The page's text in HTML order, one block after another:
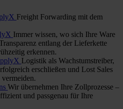
Freight Forwarding mit dem
Immer wissen, wo sich Ihre Ware
entlang der Lieferkette
erkennen.
Logistik als Wachstumstreiber,
erschließen und Lost Sales
Wir übernehmen Ihre Zollprozesse –
und passgenau für Ihre